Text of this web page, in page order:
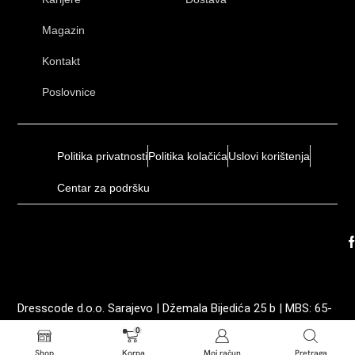
Magazin
Kontakt
Poslovnice
Politika privatnostiPolitika kolačićaUslovi korištenja
Centar za podršku
Dresscode d.o.o. Sarajevo | Džemala Bijedića 25 b | MBS: 65-
01-0035-19 | ID: 4202605210003 | PDV: 202605210003
Shop
0
Korpa Moj račun Pretraga